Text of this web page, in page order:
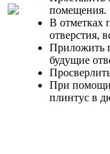
помещения.
В отметках
отверстия,
Приложить
будущие
При помощи
плинтус в